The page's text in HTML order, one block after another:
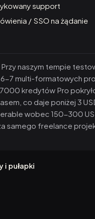
support
/ SSO na żądanie
Przy naszym tempie
6-7 multi-formatowych
kredytów Pro
co daje poniżej 3
wobec 150-300
samego freelance
i pułapki